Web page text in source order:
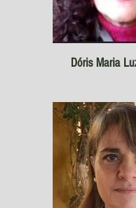
Dóris Maria